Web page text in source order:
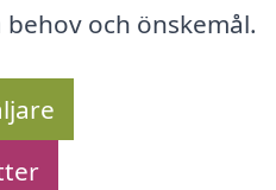
och önskemål.